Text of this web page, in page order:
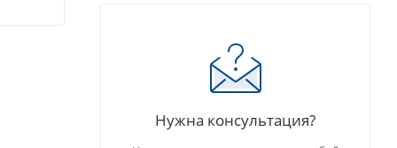
Нужна консультация?